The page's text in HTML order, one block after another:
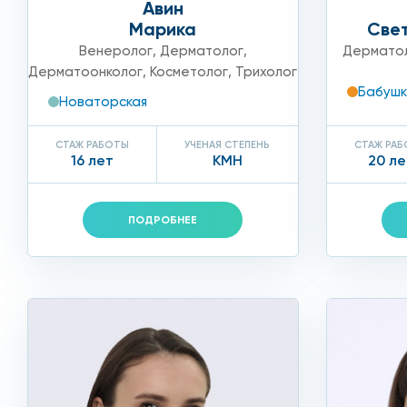
повышенная температура;
острые вирусные заболевания.
Проведение процедуры биоревитализации Revi в
только высококвалифицированные косметологи-
красотой.
покрова и подбирает оптимальный препарат из
Перед началом процедуры кожа тщательно
процедуры при повышенной чувствительности,
Авин
Марика
Венеролог, Дерматолог,
Дерматоонколог, Косметолог, Трихолог
Новаторская
СТАЖ РАБОТЫ
16 лет
УЧЕНАЯ СТЕПЕНЬ
КМН
ПОДРОБНЕЕ
СТАЖ
20